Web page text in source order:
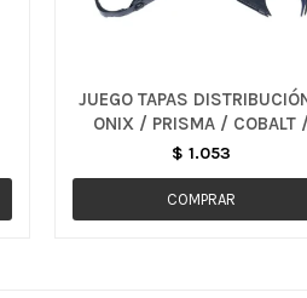
JUEGO TAPAS
ONIX / PRISMA / COBALT /
SPIN
$ 1.053